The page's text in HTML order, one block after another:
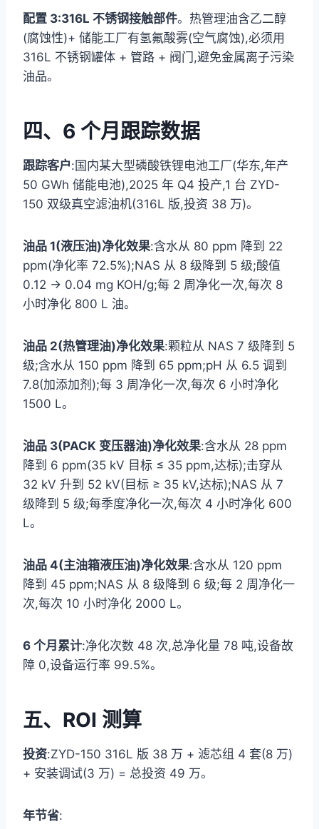
配置 3:316L 不锈钢接触部件。热管理油含乙二醇
(腐蚀性)+ 储能工厂有氢氟酸雾(空气腐蚀),必须用
316L 不锈钢罐体 + 管路 + 阀门,避免金属离子污染
油品。
四、6 个月跟踪数据
跟踪客户:国内某大型磷酸铁锂电池工厂(华东,年产
50 GWh 储能电池),2025 年 Q4 投产,1 台 ZYD-
150 双级真空滤油机(316L 版,投资 38 万)。
油品 1(液压油)净化效果:含水从 80 ppm 降到 22
ppm(净化率 72.5%);NAS 从 8 级降到 5 级;酸值
0.12 → 0.04 mg KOH/g;每 2 周净化一次,每次 8
小时净化 800 L 油。
油品 2(热管理油)净化效果:颗粒从 NAS 7 级降到 5
级;含水从 150 ppm 降到 65 ppm;pH 从 6.5 调到
7.8(加添加剂);每 3 周净化一次,每次 6 小时净化
1500 L。
油品 3(PACK 变压器油)净化效果:含水从 28 ppm
降到 6 ppm(35 kV 目标 ≤ 35 ppm,达标);击穿从
32 kV 升到 52 kV(目标 ≥ 35 kV,达标);NAS 从 7
级降到 5 级;每季度净化一次,每次 4 小时净化 600
L。
油品 4(主油箱液压油)净化效果:含水从 120 ppm
降到 45 ppm;NAS 从 8 级降到 6 级;每 2 周净化一
次,每次 10 小时净化 2000 L。
6 个月累计:净化次数 48 次,总净化量 78 吨,设备故
障 0,设备运行率 99.5%。
五、ROI 测算
投资:ZYD-150 316L 版 38 万 + 滤芯组 4 套(8 万)
+ 安装调试(3 万) = 总投资 49 万。
年节省: